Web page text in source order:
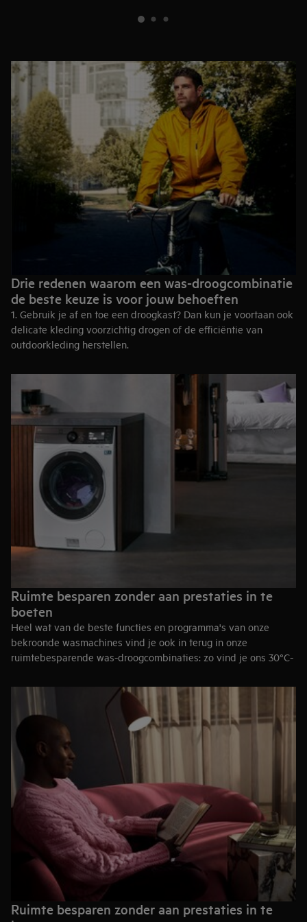
Drie redenen waarom een was-droogcombinatie
de beste keuze is voor jouw behoeften
1. Gebruik je af en toe een droogkast? Dan kun je voortaan ook
delicate kleding voorzichtig drogen of de efficiëntie van
outdoorkleding herstellen.
2. Heb je een drukke agenda? Dan kan je alles programmeren
en moet je er verder niet meer aan denken. Aangezien je alles
wat je wast met AEG ook kan drogen, is het gemakkelijk om 's
ochtends de deur uit te gaan, wetende dat je kleren bij
thuiskomst weer droog zullen zijn.
3. Het is de perfecte oplossingen voor compacte woonruimtes,
waar je maar plaats hebt voor een apparaat. Bovendien krijg je
het beste van de wasmachines en droogkasten van AEG in
Ruimte besparen zonder aan prestaties in te
boeten
Heel wat van de beste functies en programma's van onze
bekroonde wasmachines vind je ook in terug in onze
ruimtebesparende was-droogcombinaties: zo vind je ons 30°C-
zelfs speciale programma's voor delicate en outdoorkleding
terug in het aanbod was-droogcombinaties van AEG.
Onze wastoestellen zijn opgedeeld in verschillende series, van
de 6000- tot de 9000-serie. Elke serie biedt meer
mogelijkheden, dus hoe hoger de serie, hoe meer opties voor
kledingverzorging. Met onze handige vergelijktool voor het
assortiment was-droogcombinaties bekijk je de belangrijkste
productkenmerken in één oogopslag.
Ruimte besparen zonder aan prestaties in te